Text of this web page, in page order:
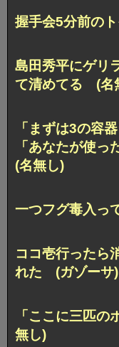
握手会5分前の
島田秀平にゲリ
て清めてる (名
「まずは3の容
「あなたが使
(名無し)
一つフグ毒入
ココ壱行ったら
れた (ガゾーサ)
「ここに三匹
無し)